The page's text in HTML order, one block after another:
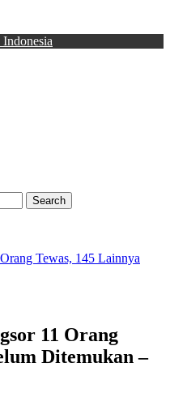
Tewas, 145 Lainnya
11 Orang
Ditemukan –